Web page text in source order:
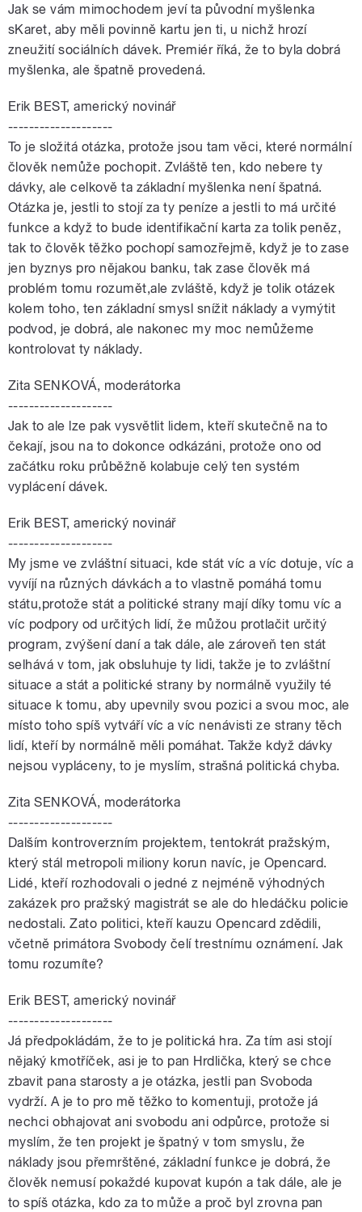
Jak se vám mimochodem jeví ta původní myšlenka
sKaret, aby měli povinně kartu jen ti, u nichž hrozí
zneužití sociálních dávek. Premiér říká, že to byla dobrá
myšlenka, ale špatně provedená.
Erik BEST, americký novinář
--------------------
To je složitá otázka, protože jsou tam věci, které normální
člověk nemůže pochopit. Zvláště ten, kdo nebere ty
dávky, ale celkově ta základní myšlenka není špatná.
Otázka je, jestli to stojí za ty peníze a jestli to má určité
funkce a když to bude identifikační karta za tolik peněz,
tak to člověk těžko pochopí samozřejmě, když je to zase
jen byznys pro nějakou banku, tak zase člověk má
problém tomu rozumět,ale zvláště, když je tolik otázek
kolem toho, ten základní smysl snížit náklady a vymýtit
podvod, je dobrá, ale nakonec my moc nemůžeme
kontrolovat ty náklady.
Zita SENKOVÁ, moderátorka
--------------------
Jak to ale lze pak vysvětlit lidem, kteří skutečně na to
čekají, jsou na to dokonce odkázáni, protože ono od
začátku roku průběžně kolabuje celý ten systém
vyplácení dávek.
Erik BEST, americký novinář
--------------------
My jsme ve zvláštní situaci, kde stát víc a víc dotuje, víc a
vyvíjí na různých dávkách a to vlastně pomáhá tomu
státu,protože stát a politické strany mají díky tomu víc a
víc podpory od určitých lidí, že můžou protlačit určitý
program, zvýšení daní a tak dále, ale zároveň ten stát
selhává v tom, jak obsluhuje ty lidi, takže je to zvláštní
situace a stát a politické strany by normálně využily té
situace k tomu, aby upevnily svou pozici a svou moc, ale
místo toho spíš vytváří víc a víc nenávisti ze strany těch
lidí, kteří by normálně měli pomáhat. Takže když dávky
nejsou vypláceny, to je myslím, strašná politická chyba.
Zita SENKOVÁ, moderátorka
--------------------
Dalším kontroverzním projektem, tentokrát pražským,
který stál metropoli miliony korun navíc, je Opencard.
Lidé, kteří rozhodovali o jedné z nejméně výhodných
zakázek pro pražský magistrát se ale do hledáčku policie
nedostali. Zato politici, kteří kauzu Opencard zdědili,
včetně primátora Svobody čelí trestnímu oznámení. Jak
tomu rozumíte?
Erik BEST, americký novinář
--------------------
Já předpokládám, že to je politická hra. Za tím asi stojí
nějaký kmotříček, asi je to pan Hrdlička, který se chce
zbavit pana starosty a je otázka, jestli pan Svoboda
vydrží. A je to pro mě těžko to komentuji, protože já
nechci obhajovat ani svobodu ani odpůrce, protože si
myslím, že ten projekt je špatný v tom smyslu, že
náklady jsou přemrštěné, základní funkce je dobrá, že
člověk nemusí pokaždé kupovat kupón a tak dále, ale je
to spíš otázka, kdo za to může a proč byl zrovna pan